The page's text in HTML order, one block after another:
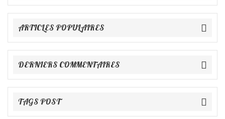
ARTICLES POPULAIRES
DERNIERS COMMENTAIRES
TAGS POST